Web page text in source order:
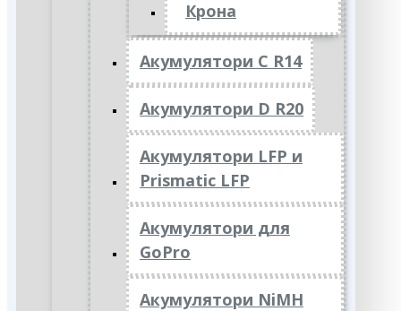
Крона
Акумулятори C R14
Акумулятори D R20
Акумулятори LFP и
Prismatic LFP
Акумулятори для
GoPro
Акумулятори NiMH